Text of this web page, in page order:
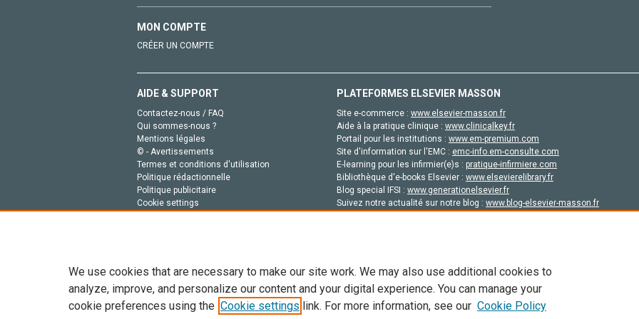
MON COMPTE
CRÉER UN COMPTE
AIDE & SUPPORT
Contactez-nous / FAQ
Qui sommes-nous ?
Mentions légales
© - Avertissements
Termes et conditions d'utilisation
Politique rédactionnelle
Politique publicitaire
Cookie settings
PLATEFORMES ELSEVIER MASSON
Site e-commerce : www.elsevier-masson.fr
Aide à la pratique clinique : www.clinicalkey.fr
Portail pour les institutions : www.em-premium.com
Site d'information sur l'EMC : emc-info.em-consulte.com
E-learning pour les infirmier(e)s : pratique-infirmiere.com
Bibliothèque d'e-books Elsevier : www.elsevierelibrary.fr
Blog special IFSI : www.generationelsevier.fr
Suivez notre actualité sur notre blog : www.blog-elsevier-masson.fr
Tout le contenu de ce site: Copyright © 2026 Elsevier, ses concédants de licence et ses contributeurs. Tout les droits sont réservés,
We use cookies that are necessary to make our site work. We may also use additional cookies to
analyze, improve, and personalize our content and your digital experience. You can manage your
cookie preferences using the Cookie settings link. For more information, see our Cookie Policy